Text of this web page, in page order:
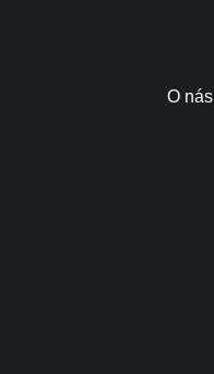
O nás